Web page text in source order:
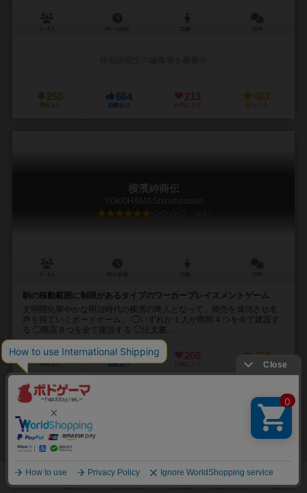
250
興味あり
664
経験あり
213
お気に入り
467
持ってる
横濱紳商伝
YOKOHAMA Shinshouden
6.9
駒の移動範囲に制限があるタイプのワーカープレイスメントゲーム
文明開化華やかな明治時代の横濱の商人となって、商売を成功させ名
声を得ていくボードゲーム。 ◯いずれか１人が商館４つを全て建設す
る ◯商店８つを全て建設する ◯注文書...
497
興味あり
759
経験あり
206
お気に入り
468
持ってる
7.4